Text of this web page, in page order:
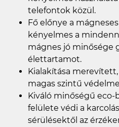
telefontok közül.
Fő előnye a
kényelmes a
mágnes jó minősége
élettartamot.
Kialakítása
magas szintű
Kiváló minőségű eco-
felülete védi a
sérülésektől az